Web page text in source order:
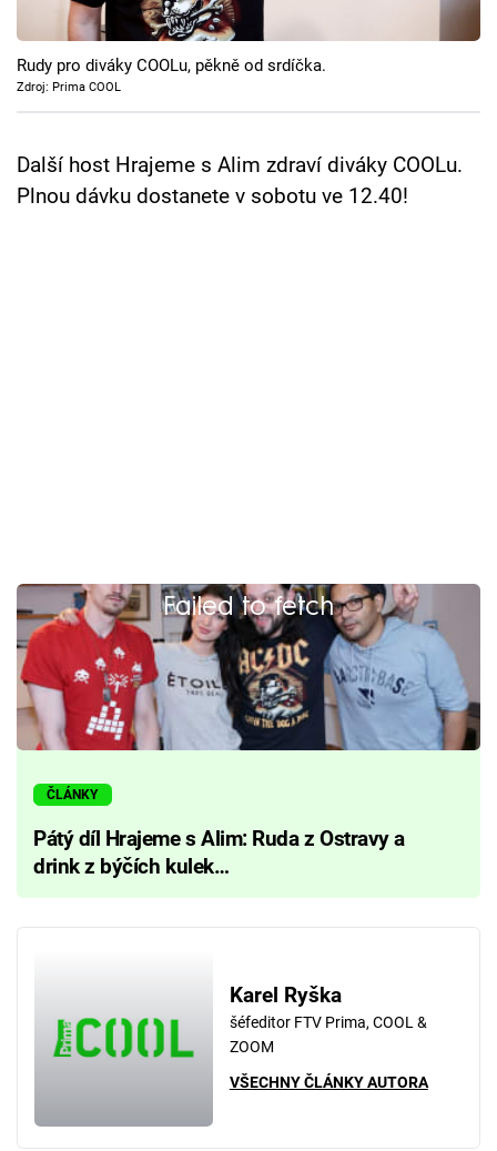
Cool Esport
Pořady
Sledujte prima+
Rudy pro diváky COOLu, pěkně od srdíčka.
Zdroj: Prima COOL
Další host Hrajeme s Alim zdraví diváky COOLu.
Plnou dávku dostanete v sobotu ve 12.40!
Failed to fetch
ČLÁNKY
Pátý díl Hrajeme s Alim: Ruda z Ostravy a
drink z býčích kulek…
Karel Ryška
šéfeditor FTV Prima, COOL &
ZOOM
VŠECHNY ČLÁNKY AUTORA